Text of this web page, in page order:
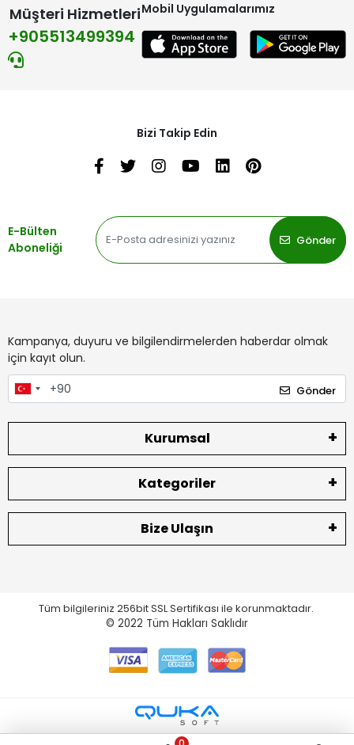
Müşteri Hizmetleri
+905513499394
Mobil Uygulamalarımız
Bizi Takip Edin
E-Bülten
Aboneliği
Gönder
Kampanya, duyuru ve bilgilendirmelerden haberdar olmak
için kayıt olun.
Gönder
Kurumsal
Kategoriler
Bize Ulaşın
Tüm bilgileriniz 256bit SSL Sertifikası ile korunmaktadır.
© 2022 Tüm Hakları Saklıdır